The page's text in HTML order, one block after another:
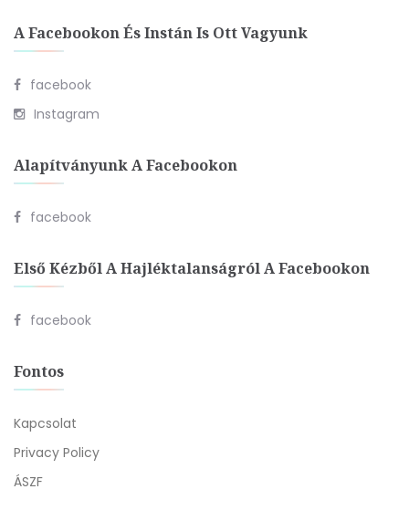
A Facebookon És Instán Is Ott Vagyunk
facebook
Instagram
Alapítványunk A Facebookon
facebook
Első Kézből A Hajléktalanságról A Facebookon
facebook
Fontos
Kapcsolat
Privacy Policy
ÁSZF